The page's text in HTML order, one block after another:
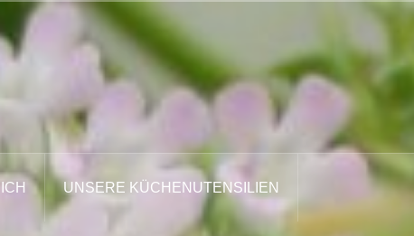
UNSERE KÜCHENUTENSILIEN